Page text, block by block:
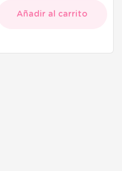
Añadir al carrito